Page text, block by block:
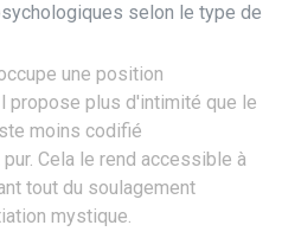
selon le type de
une position
propose plus d'intimité que le
moins codifié
Cela le rend accessible à
tout du soulagement
mystique.